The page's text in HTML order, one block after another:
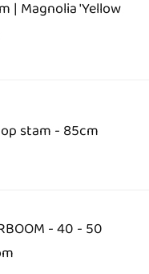
| Magnolia 'Yellow
stam - 85cm
- 40 - 50